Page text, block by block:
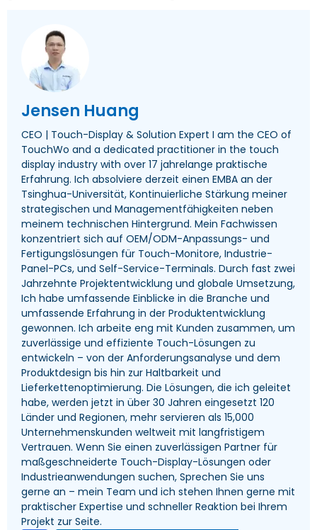
Jensen Huang
CEO | Touch-Display & Solution Expert I am the CEO of
TouchWo and a dedicated practitioner in the touch
display industry with over 17 jahrelange praktische
Erfahrung. Ich absolviere derzeit einen EMBA an der
Tsinghua-Universität, Kontinuierliche Stärkung meiner
strategischen und Managementfähigkeiten neben
meinem technischen Hintergrund. Mein Fachwissen
konzentriert sich auf OEM/ODM-Anpassungs- und
Fertigungslösungen für Touch-Monitore, Industrie-
Panel-PCs, und Self-Service-Terminals. Durch fast zwei
Jahrzehnte Projektentwicklung und globale Umsetzung,
Ich habe umfassende Einblicke in die Branche und
umfassende Erfahrung in der Produktentwicklung
gewonnen. Ich arbeite eng mit Kunden zusammen, um
zuverlässige und effiziente Touch-Lösungen zu
entwickeln – von der Anforderungsanalyse und dem
Produktdesign bis hin zur Haltbarkeit und
Lieferkettenoptimierung. Die Lösungen, die ich geleitet
habe, werden jetzt in über 30 Jahren eingesetzt 120
Länder und Regionen, mehr servieren als 15,000
Unternehmenskunden weltweit mit langfristigem
Vertrauen. Wenn Sie einen zuverlässigen Partner für
maßgeschneiderte Touch-Display-Lösungen oder
Industrieanwendungen suchen, Sprechen Sie uns
gerne an – mein Team und ich stehen Ihnen gerne mit
praktischer Expertise und schneller Reaktion bei Ihrem
Projekt zur Seite.